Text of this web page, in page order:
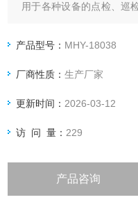
用于各种设备的点检、巡
产品型号： MHY-18038
厂商性质：生产厂家
更新时间： 2026-03-12
访 问 量： 229
产品咨询